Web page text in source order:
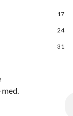
17
24
31